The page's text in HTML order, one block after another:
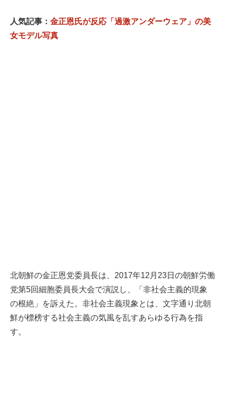
人気記事： 金正恩氏が反応「過激アンダーウェア」の美
女モデル写真
北朝鮮の金正恩党委員長は、2017年12月23日の朝鮮労働
党第5回細胞委員長大会で演説し、「非社会主義的現象
の根絶」を訴えた。非社会主義現象とは、文字通り北朝
鮮が標榜する社会主義の気風を乱すあらゆる行為を指
す。